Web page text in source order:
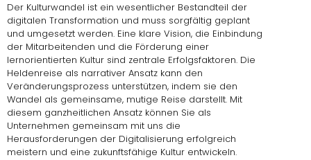
Der Kulturwandel ist ein wesentlicher Bestandteil der
digitalen Transformation und muss sorgfältig geplant
und umgesetzt werden. Eine klare Vision, die Einbindung
der Mitarbeitenden und die Förderung einer
lernorientierten Kultur sind zentrale Erfolgsfaktoren. Die
Heldenreise als narrativer Ansatz kann den
Veränderungsprozess unterstützen, indem sie den
Wandel als gemeinsame, mutige Reise darstellt. Mit
diesem ganzheitlichen Ansatz können Sie als
Unternehmen gemeinsam mit uns die
Herausforderungen der Digitalisierung erfolgreich
meistern und eine zukunftsfähige Kultur entwickeln.